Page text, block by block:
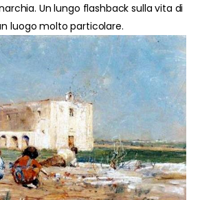
Un lungo flashback sulla vita di
luogo molto particolare.